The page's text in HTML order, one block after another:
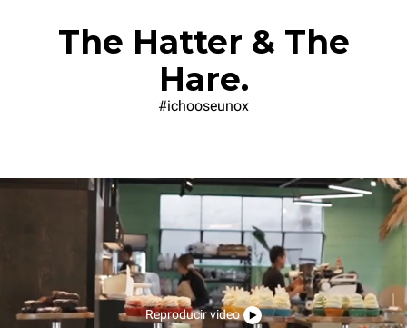
The Hatter & The
Hare.
#ichooseunox
Reproducir video